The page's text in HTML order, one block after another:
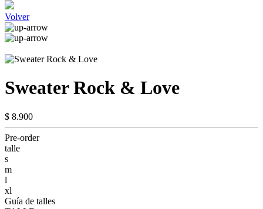
Volver
Sweater Rock & Love
$ 8.900
Pre-order
talle
s
m
l
xl
Guía de talles